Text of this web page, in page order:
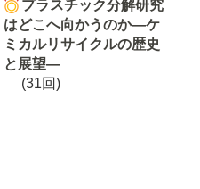
プラスチック分解研究
はどこへ向かうのか―ケ
ミカルリサイクルの歴史
と展望―
(31回)